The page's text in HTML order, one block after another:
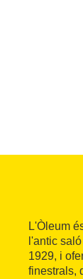
L'Òleum
l'antic
1929, i
finestrals,